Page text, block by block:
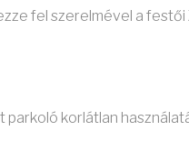
fel szerelmével a
korlátlan